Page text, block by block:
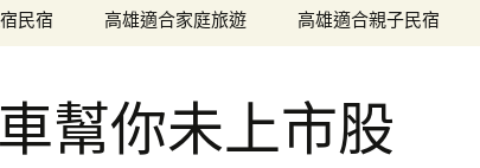
民宿 高雄適合家庭旅遊 高雄適合親子民宿
幫你未上市股